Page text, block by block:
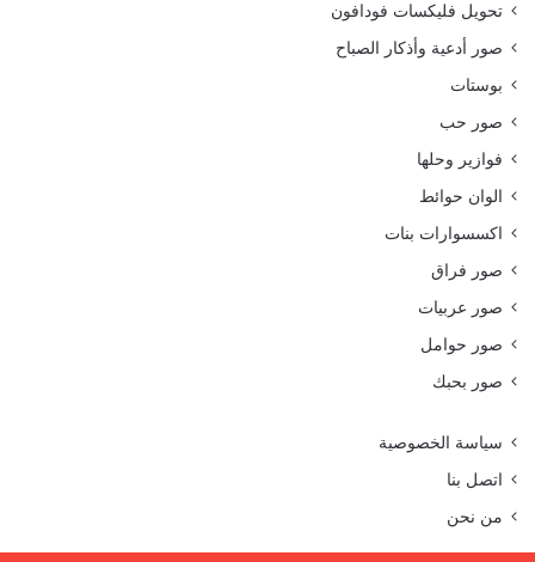
تحويل فليكسات فودافون
صور أدعية وأذكار الصباح
بوستات
صور حب
فوازير وحلها
الوان حوائط
اكسسوارات بنات
صور فراق
صور عربيات
صور حوامل
صور بحبك
سياسة الخصوصية
اتصل بنا
من نحن